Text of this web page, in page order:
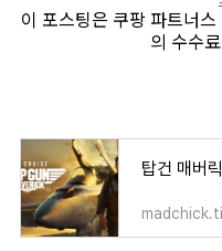
이 포스팅은 쿠팡 파트너
의 수수